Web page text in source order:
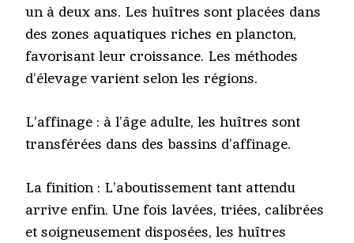
un à deux ans. Les huîtres sont placées dans
des zones aquatiques riches en plancton,
favorisant leur croissance. Les méthodes
d’élevage varient selon les régions.
L’affinage : à l’âge adulte, les huîtres sont
transférées dans des bassins d’affinage.
La finition : L’aboutissement tant attendu
arrive enfin. Une fois lavées, triées, calibrées
et soigneusement disposées, les huîtres